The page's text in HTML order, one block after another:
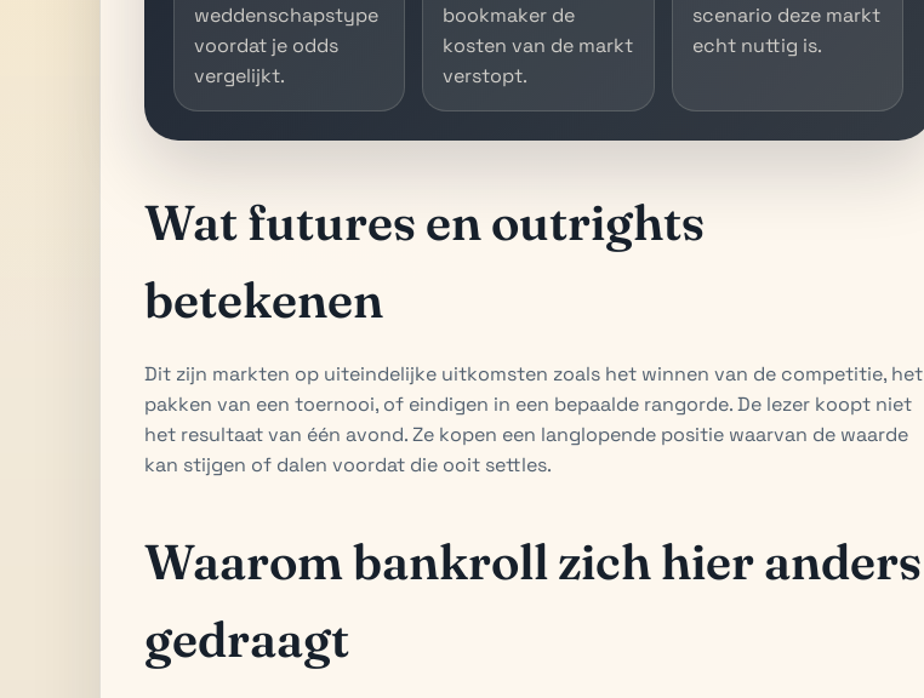
weddenschapstype
voordat je odds
vergelijkt.
bookmaker de
kosten van de markt
verstopt.
scenario deze markt
echt nuttig is.
Wat futures en outrights
betekenen
Dit zijn markten op uiteindelijke uitkomsten zoals het winnen van de competitie, het
pakken van een toernooi, of eindigen in een bepaalde rangorde. De lezer koopt niet
het resultaat van één avond. Ze kopen een langlopende positie waarvan de waarde
kan stijgen of dalen voordat die ooit settles.
Waarom bankroll zich hier anders
gedraagt